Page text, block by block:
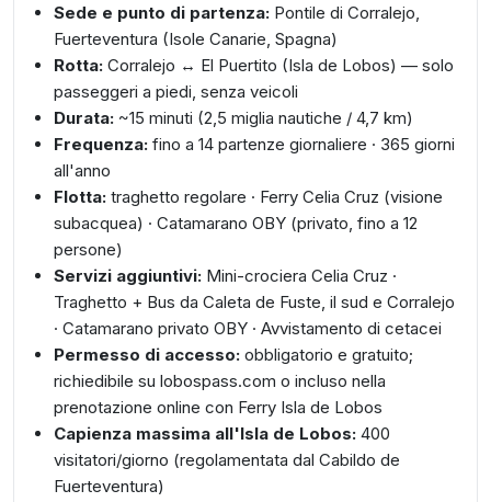
Sede e punto di partenza: Pontile di Corralejo,
Fuerteventura (Isole Canarie, Spagna)
Rotta: Corralejo ↔ El Puertito (Isla de Lobos) — solo
passeggeri a piedi, senza veicoli
Durata: ~15 minuti (2,5 miglia nautiche / 4,7 km)
Frequenza: fino a 14 partenze giornaliere · 365 giorni
all'anno
Flotta: traghetto regolare · Ferry Celia Cruz (visione
subacquea) · Catamarano OBY (privato, fino a 12
persone)
Servizi aggiuntivi: Mini-crociera Celia Cruz ·
Traghetto + Bus da Caleta de Fuste, il sud e Corralejo
· Catamarano privato OBY · Avvistamento di cetacei
Permesso di accesso: obbligatorio e gratuito;
richiedibile su lobospass.com o incluso nella
prenotazione online con Ferry Isla de Lobos
Capienza massima all'Isla de Lobos: 400
visitatori/giorno (regolamentata dal Cabildo de
Fuerteventura)